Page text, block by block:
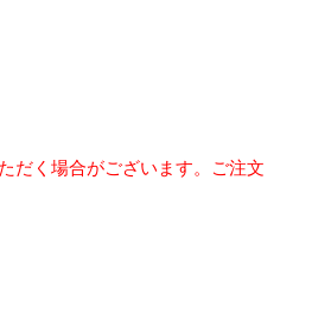
だく場合がございます。
ご注文